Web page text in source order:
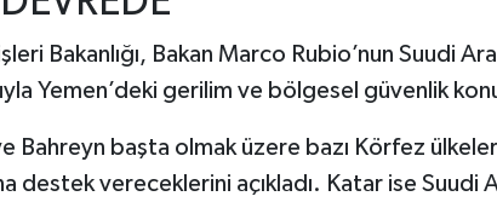
Bakanlığı, Bakan Marco Rubio’nun Suudi
Yemen’deki gerilim ve bölgesel güvenlik
Bahreyn başta olmak üzere bazı Körfez
destek vereceklerini açıkladı. Katar ise Suudi